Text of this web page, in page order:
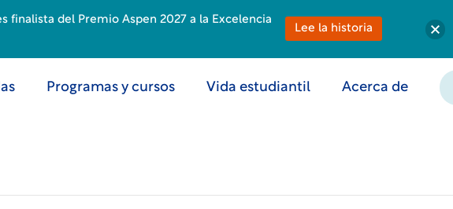
Programas y cursos Vida estudiantil Acerca de
finalista del Premio Aspen 2027 a la Excelencia
Lee la historia